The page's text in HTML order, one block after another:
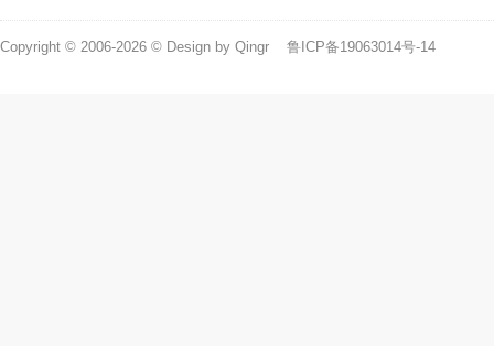
Copyright © 2006-2026 © Design by Qingr 鲁ICP备19063014号-14